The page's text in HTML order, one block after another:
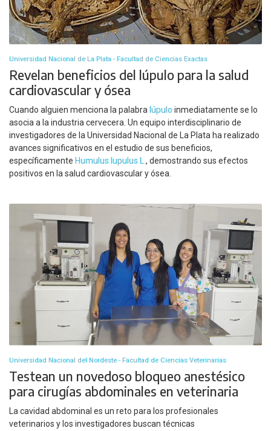
Universidad Nacional de La Plata - Facultad de Ciencias Exactas
Revelan beneficios del lúpulo para la salud
cardiovascular y ósea
Cuando alguien menciona la palabra lúpulo inmediatamente se lo
asocia a la industria cervecera. Un equipo interdisciplinario de
investigadores de la Universidad Nacional de La Plata ha realizado
avances significativos en el estudio de sus beneficios,
específicamente Humulus lupulus L. , demostrando sus efectos
positivos en la salud cardiovascular y ósea.
Universidad Nacional del Nordeste - Facultad de Ciencias Veterinarias
Testean un novedoso bloqueo anestésico
para cirugías abdominales en veterinaria
La cavidad abdominal es un reto para los profesionales
veterinarios y los investigadores buscan técnicas